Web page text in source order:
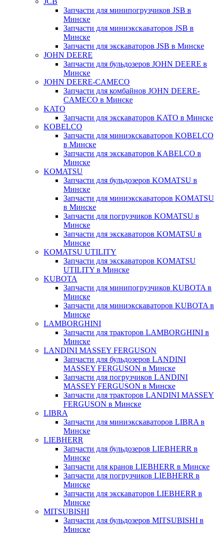
Запчасти для минипогрузчиков JSB в
Минске
Запчасти для миниэкскаваторов JSB в
Минске
Запчасти для экскаваторов JSB в Минске
JOHN DEERE
Запчасти для бульдозеров JOHN DEERE в
Минске
JOHN DEERE-CAMECO
Запчасти для комбайнов JOHN DEERE-
CAMECO в Минске
KATO
Запчасти для экскаваторов KATO в Минске
KOBELCO
Запчасти для миниэкскаваторов KOBELCO
в Минске
Запчасти для экскаваторов KABELCO в
Минске
KOMATSU
Запчасти для бульдозеров KOMATSU в
Минске
Запчасти для миниэкскаваторов KOMATSU
в Минске
Запчасти для погрузчиков KOMATSU в
Минске
Запчасти для экскаваторов KOMATSU в
Минске
KOMATSU UTILITY
Запчасти для экскаваторов KOMATSU
UTILITY в Минске
KUBOTA
Запчасти для минипогрузчиков KUBOTA в
Минске
Запчасти для миниэкскаваторов KUBOTA в
Минске
LAMBORGHINI
Запчасти для тракторов LAMBORGHINI в
Минске
LANDINI MASSEY FERGUSON
Запчасти для бульдозеров LANDINI
MASSEY FERGUSON в Минске
Запчасти для погрузчиков LANDINI
MASSEY FERGUSON в Минске
Запчасти для тракторов LANDINI MASSEY
FERGUSON в Минске
LIBRA
Запчасти для миниэкскаваторов LIBRA в
Минске
LIEBHERR
Запчасти для бульдозеров LIEBHERR в
Минске
Запчасти для кранов LIEBHERR в Минске
Запчасти для погрузчиков LIEBHERR в
Минске
Запчасти для экскаваторов LIEBHERR в
Минске
MITSUBISHI
Запчасти для бульдозеров MITSUBISHI в
Минске